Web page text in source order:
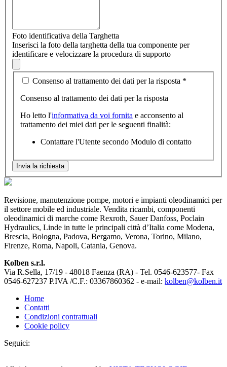
Foto identificativa della Targhetta
Inserisci la foto della targhetta della tua componente per
identificare e velocizzare la procedura di supporto
Consenso al trattamento dei dati per la risposta *
Consenso al trattamento dei dati per la risposta
Ho letto l'informativa da voi fornita e acconsento al
trattamento dei miei dati per le seguenti finalità:
Contattare l'Utente secondo Modulo di contatto
Revisione, manutenzione pompe, motori e impianti oleodinamici per
il settore mobile ed industriale. Vendita ricambi, componenti
oleodinamici di marche come Rexroth, Sauer Danfoss, Poclain
Hydraulics, Linde in tutte le principali città d’Italia come Modena,
Brescia, Bologna, Padova, Bergamo, Verona, Torino, Milano,
Firenze, Roma, Napoli, Catania, Genova.
Kolben s.r.l.
Via R.Sella, 17/19 - 48018 Faenza (RA) - Tel. 0546-623577- Fax
0546-627237 P.IVA /C.F.: 03367860362 - e-mail: kolben@kolben.it
Home
Contatti
Condizioni contrattuali
Cookie policy
Seguici: